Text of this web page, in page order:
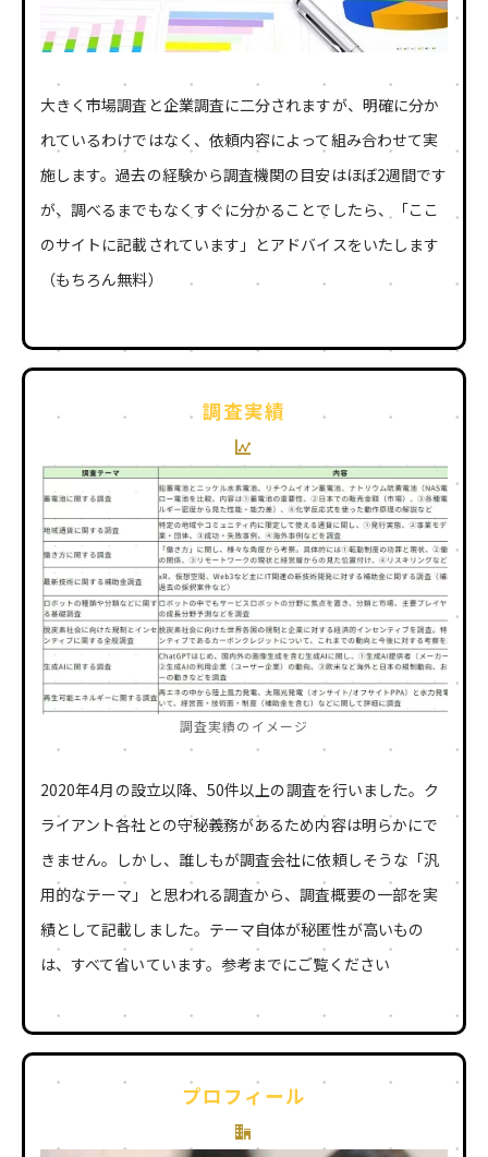
大きく市場調査と企業調査に二分されますが、明確に分か
れているわけではなく、依頼内容によって組み合わせて実
施します。過去の経験から調査機関の目安はほぼ2週間です
が、調べるまでもなくすぐに分かることでしたら、「ここ
のサイトに記載されています」とアドバイスをいたします
（もちろん無料）
調査実績
調査実績のイメージ
2020年4月の設立以降、50件以上の調査を行いました。ク
ライアント各社との守秘義務があるため内容は明らかにで
きません。しかし、誰しもが調査会社に依頼しそうな「汎
用的なテーマ」と思われる調査から、調査概要の一部を実
績として記載しました。テーマ自体が秘匿性が高いもの
は、すべて省いています。参考までにご覧ください
プロフィール